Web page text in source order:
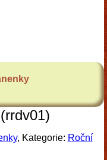
, Kategorie: Roční